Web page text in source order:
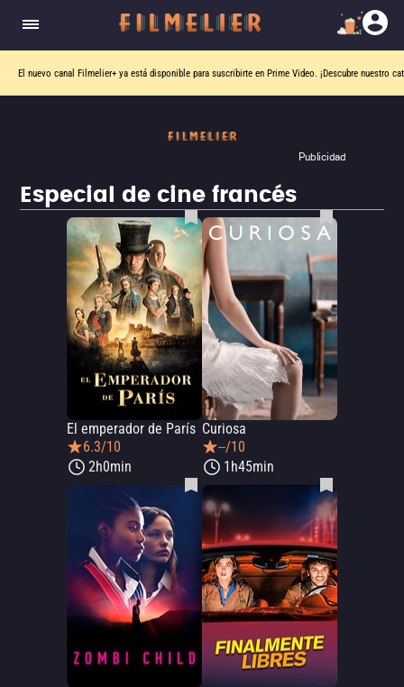
El nuevo canal Filmelier+ ya está disponible para suscribirte en Prime Video. ¡Descubre nuestro
Publicidad
Especial de cine francés
El emperador de París
6.3/10
2h0min
Curiosa
--/10
1h45min